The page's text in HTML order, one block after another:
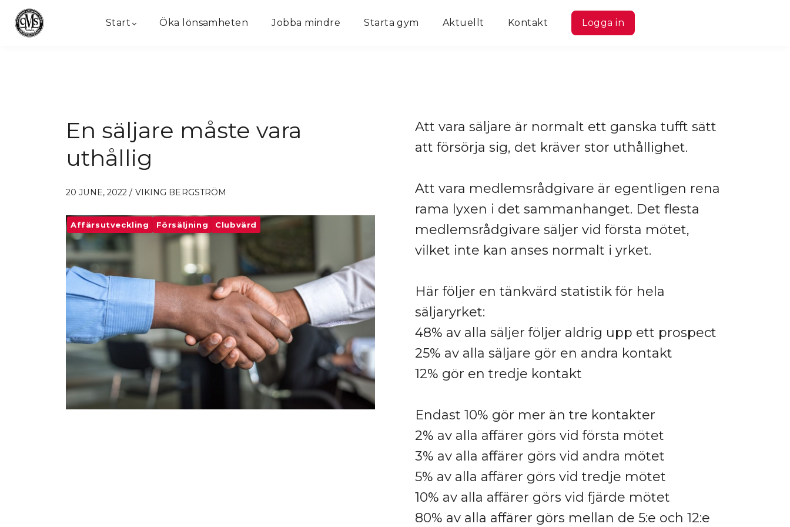
Start Öka lönsamheten Jobba mindre Starta gym Aktuellt Kontakt Logga in
En säljare måste vara
uthållig
20 JUNE, 2022 / VIKING BERGSTRÖM
Affärsutveckling Försäljning Clubvärd
Att vara säljare är normalt ett ganska tufft sätt
att försörja sig, det kräver stor uthållighet.
Att vara medlemsrådgivare är egentligen rena
rama lyxen i det sammanhanget. Det flesta
medlemsrådgivare säljer vid första mötet,
vilket inte kan anses normalt i yrket.
Här följer en tänkvärd statistik för hela
säljaryrket:
48% av alla säljer följer aldrig upp ett prospect
25% av alla säljare gör en andra kontakt
12% gör en tredje kontakt
Endast 10% gör mer än tre kontakter
2% av alla affärer görs vid första mötet
3% av alla affärer görs vid andra mötet
5% av alla affärer görs vid tredje mötet
10% av alla affärer görs vid fjärde mötet
80% av alla affärer görs mellan de 5:e och 12:e